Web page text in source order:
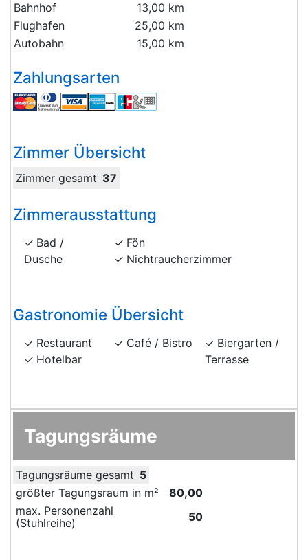
Bahnhof
13,00 km
Flughafen
25,00 km
Autobahn
15,00 km
Zahlungsarten
Zimmer Übersicht
Zimmer gesamt 37
Zimmerausstattung
Bad /
Dusche
Fön
Nichtraucherzimmer
Gastronomie Übersicht
Restaurant
Hotelbar
Café / Bistro
Biergarten /
Terrasse
Tagungsräume
Tagungsräume gesamt 5
größter Tagungsraum in m²
80,00
max. Personenzahl
(Stuhlreihe)
50